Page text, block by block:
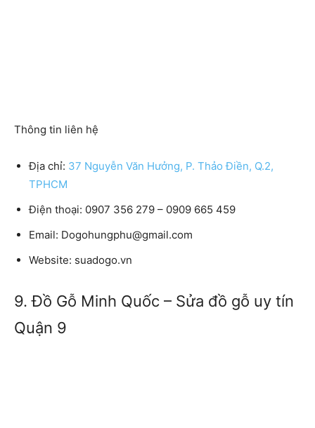
Thông tin liên hệ
Địa chỉ: 37 Nguyễn Văn Hưởng, P. Thảo Điền, Q.2,
TPHCM
Điện thoại: 0907 356 279 – 0909 665 459
Email: Dogohungphu@gmail.com
Website: suadogo.vn
9. Đồ Gỗ Minh Quốc – Sửa đồ gỗ uy tín
Quận 9